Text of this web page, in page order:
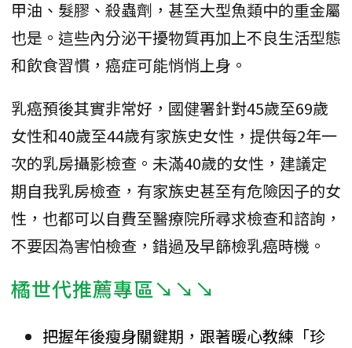
甲油、髮膠、殺蟲劑，甚至大型魚類中的重金屬
也是。這些內分泌干擾物質再加上不良生活型態
和飲食習慣，癌症可能悄悄上身。
乳癌預後其實非常好，國健署針對45歲至69歲
女性和40歲至44歲有家族史女性，提供每2年一
次的乳房攝影檢查。未滿40歲的女性，建議定
期自我乳房檢查，有家族史甚至有危險因子的女
性，也都可以自費至醫療院所尋求檢查和諮詢，
不要因為害怕檢查，錯過及早篩檢乳癌時機。
橘世代推薦專區↘↘↘
把握年後瘦身關鍵期，跟著暖心教練「珍